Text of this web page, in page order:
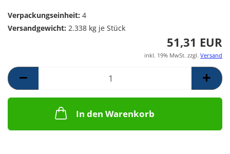
Verpackungseinheit: 4
Versandgewicht: 2.338 kg je Stück
51,31 EUR
inkl. 19% MwSt. zzgl. Versand
In den Warenkorb